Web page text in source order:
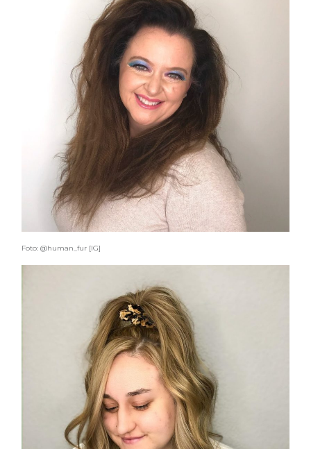
Foto: @human_fur [IG]